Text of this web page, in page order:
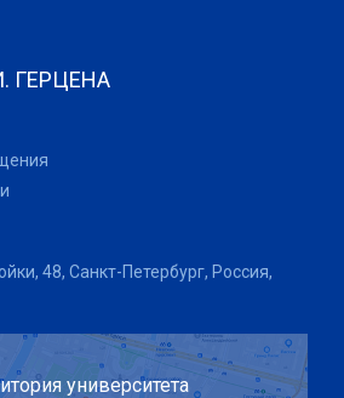
ГЕРЦЕНА
48, Санкт-Петербург, Россия,
университета